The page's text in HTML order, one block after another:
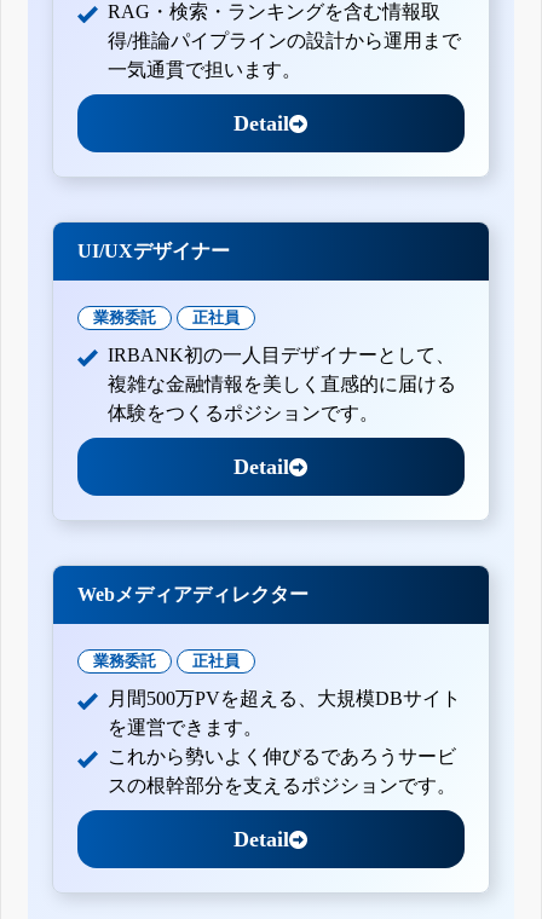
RAG・検索・ランキングを含む情報取
得/推論パイプラインの設計から運用まで
一気通貫で担います。
Detail
UI/UXデザイナー
業務委託 正社員
IRBANK初の一人目デザイナーとして、
複雑な金融情報を美しく直感的に届ける
体験をつくるポジションです。
Detail
Webメディアディレクター
業務委託 正社員
月間500万PVを超える、大規模DBサイト
を運営できます。
これから勢いよく伸びるであろうサービ
スの根幹部分を支えるポジションです。
Detail